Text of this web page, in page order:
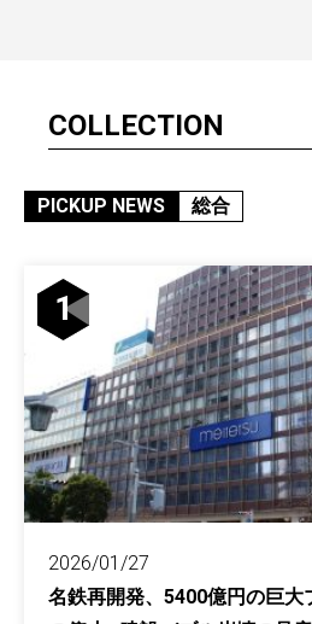
COLLECTION
PICKUP NEWS 総合
1
2026/01/27
名鉄再開発、5400億円の巨大